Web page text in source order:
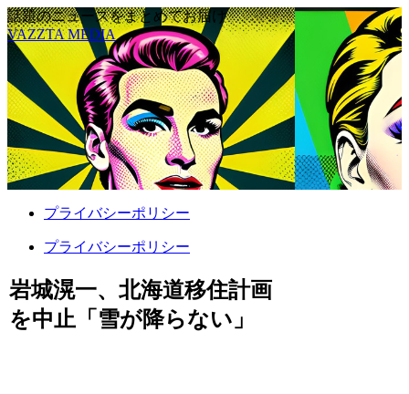
話題のニュースをまとめてお届け
VAZZTA MEDIA
プライバシーポリシー
プライバシーポリシー
岩城滉一、北海道移住計画
を中止「雪が降らない」